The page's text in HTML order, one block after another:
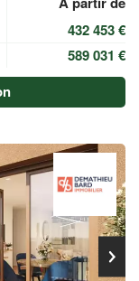
432 453 €
589 031 €